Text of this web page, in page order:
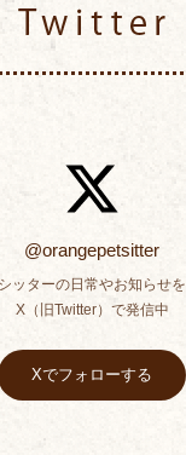
@orangepetsitter
シッターの日常やお知らせを
X（旧Twitter）で発信中
Xでフォローする